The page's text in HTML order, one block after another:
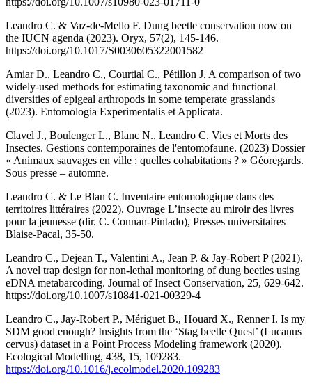
Leandro C. & Vaz-de-Mello F. Dung beetle conservation now on
the IUCN agenda (2023). Oryx, 57(2), 145-146.
https://doi.org/10.1017/S0030605322001582
Amiar D., Leandro C., Courtial C., Pétillon J. A comparison of two
widely-used methods for estimating taxonomic and functional
diversities of epigeal arthropods in some temperate grasslands
(2023). Entomologia Experimentalis et Applicata.
Clavel J., Boulenger L., Blanc N., Leandro C. Vies et Morts des
Insectes. Gestions contemporaines de l'entomofaune. (2023) Dossier
« Animaux sauvages en ville : quelles cohabitations ? » Géoregards.
Sous presse – automne.
Leandro C. & Le Blan C. Inventaire entomologique dans des
territoires littéraires (2022). Ouvrage L’insecte au miroir des livres
pour la jeunesse (dir. C. Connan-Pintado), Presses universitaires
Blaise-Pacal, 35-50.
Leandro C., Dejean T., Valentini A., Jean P. & Jay-Robert P (2021).
A novel trap design for non-lethal monitoring of dung beetles using
eDNA metabarcoding. Journal of Insect Conservation, 25, 629-642.
https://doi.org/10.1007/s10841-021-00329-4
Leandro C., Jay-Robert P., Mériguet B., Houard X., Renner I. Is my
SDM good enough? Insights from the ‘Stag beetle Quest’ (Lucanus
cervus) dataset in a Point Process Modeling framework (2020).
Ecological Modelling, 438, 15, 109283.
https://doi.org/10.1016/j.ecolmodel.2020.109283